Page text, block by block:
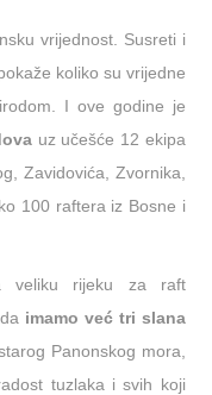
vrijednost. Susreti i
koliko su vrijedne
I ove godine je
uz učešće 12 ekipa
Zavidovića, Zvornika,
100 raftera iz Bosne i
veliku
rijeku za raft
imamo već tri slana
Panonskog mora,
tuzlaka i svih koji